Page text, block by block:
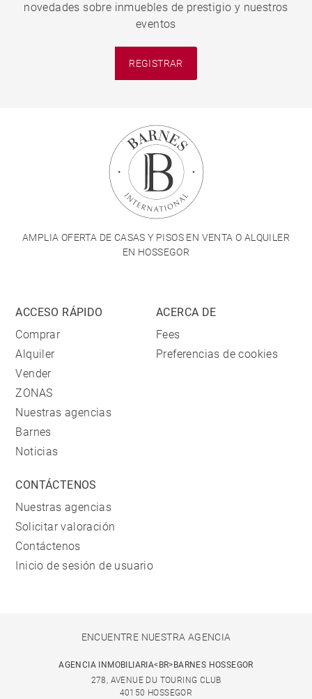
novedades sobre inmuebles de prestigio y nuestros
eventos
REGISTRAR
AMPLIA OFERTA DE CASAS Y PISOS EN VENTA O ALQUILER
EN HOSSEGOR
ACCESO RÁPIDO
Comprar
Alquiler
Vender
ZONAS
Nuestras agencias
Barnes
Noticias
ACERCA DE
Fees
Preferencias de cookies
CONTÁCTENOS
Nuestras agencias
Solicitar valoración
Contáctenos
Inicio de sesión de usuario
ENCUENTRE NUESTRA AGENCIA
AGENCIA INMOBILIARIA<BR>BARNES HOSSEGOR
278, AVENUE DU TOURING CLUB
40150 HOSSEGOR